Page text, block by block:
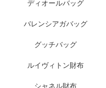
ディオールバッグ
バレンシアガバッグ
グッチバッグ
ルイヴィトン財布
シャネル財布